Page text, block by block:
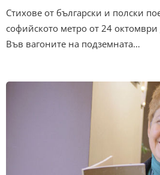
Стихове от български и полски
софийското метро от 24
Във вагоните на подземната…